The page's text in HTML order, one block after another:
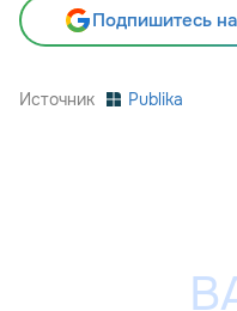
Подпишитесь
Источник Publika